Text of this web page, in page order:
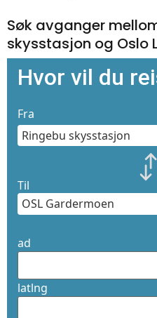
Søk avganger
skysstasjon og Oslo
Hvor vil du
Fra
Til
ad
latlng